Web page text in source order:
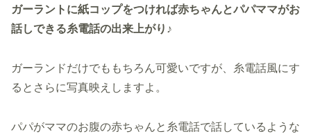
ガーラントに紙コップをつければ赤ちゃんとパパママがお
話しできる糸電話の出来上がり♪
ガーランドだけでももちろん可愛いですが、糸電話風にす
るとさらに写真映えしますよ。
パパがママのお腹の赤ちゃんと糸電話で話しているような